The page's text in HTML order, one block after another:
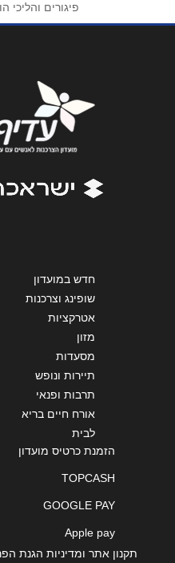
אימייל*
אנא חזרו אלי בקשר ל...
פיגורים והליכי
חדש במועדון
שופינג וצרכנות
אטרקציות
מזון
מסעדות
תיירות ונופש
תרבות ופנאי
אורח חיים בריא
לבית
הזמנת כרטיס מועדון
TOPCASH
GOOGLE PAY
Apple pay
תקנון אתר ומדיניות הגנת